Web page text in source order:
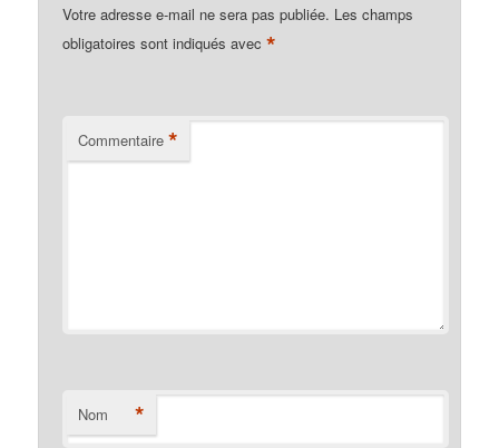
Votre adresse e-mail ne sera pas publiée. Les champs
obligatoires sont indiqués avec*
Commentaire *
Nom *